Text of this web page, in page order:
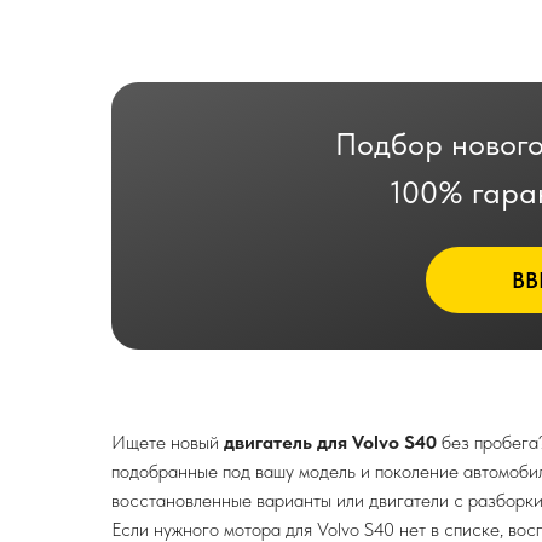
Подбор
100%
Ищете новый двигатель для Volvo S40 без
подобранные под вашу модель и поколение
восстановленные варианты или двигатели с
Если нужного мотора для Volvo S40 нет в списке,